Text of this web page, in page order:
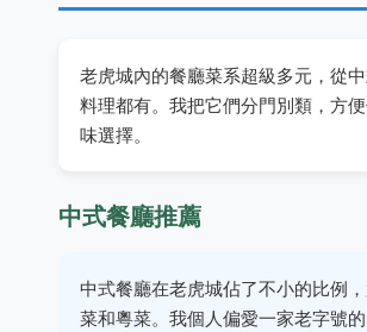
老虎城內的餐廳菜系超級多元，從
料理都有。我把它們分門別類，方
味選擇。
中式餐廳推薦
中式餐廳在老虎城佔了不小的比例
菜和粵菜。我個人偏愛一家老字號